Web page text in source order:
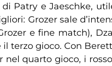
Patry e Jaeschke,
Grozer sale
e fine match),
il terzo gioco. Con
nel quarto gioco, i